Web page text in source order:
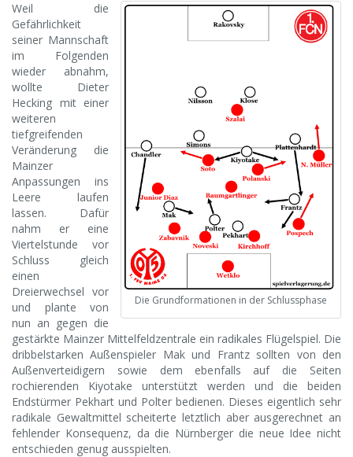
Die Grundformationen in der Schlussphase
Weil die
Gefährlichkeit
seiner Mannschaft
im Folgenden
wieder abnahm,
wollte Dieter
Hecking mit einer
weiteren
tiefgreifenden
Veränderung die
Mainzer
Anpassungen ins
Leere laufen
lassen. Dafür
nahm er eine
Viertelstunde vor
Schluss gleich
einen
Dreierwechsel vor
und plante von
nun an gegen die
gestärkte Mainzer Mittelfeldzentrale ein radikales Flügelspiel. Die
dribbelstarken Außenspieler Mak und Frantz sollten von den
Außenverteidigern sowie dem ebenfalls auf die Seiten
rochierenden Kiyotake unterstützt werden und die beiden
Endstürmer Pekhart und Polter bedienen. Dieses eigentlich sehr
radikale Gewaltmittel scheiterte letztlich aber ausgerechnet an
fehlender Konsequenz, da die Nürnberger die neue Idee nicht
entschieden genug ausspielten.